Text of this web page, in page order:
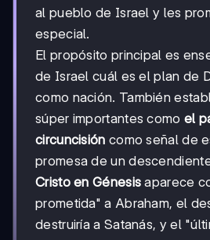
al pueblo de Israel y les
especial.
El propósito principal es
de Israel cuál es el plan de
como nación. También
súper importantes como el
circuncisión como señal de
promesa de un
Cristo en Génesis aparece
prometida" a Abraham, el
destruiría a Satanás, y el